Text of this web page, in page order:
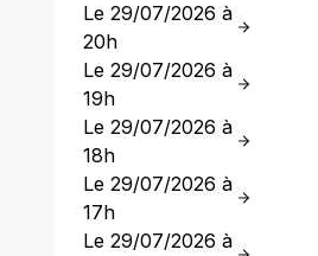
Le 29/07/2026 à
20h
Le 29/07/2026 à
19h
Le 29/07/2026 à
18h
Le 29/07/2026 à
17h
Le 29/07/2026 à